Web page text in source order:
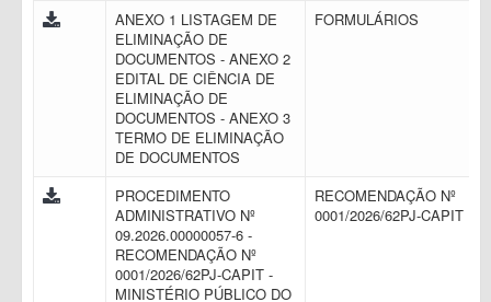
ANEXO 1 LISTAGEM DE
ELIMINAÇÃO DE
DOCUMENTOS - ANEXO 2
EDITAL DE CIÊNCIA DE
ELIMINAÇÃO DE
DOCUMENTOS - ANEXO 3
TERMO DE ELIMINAÇÃO
DE DOCUMENTOS
FORMULÁRIOS
PROCEDIMENTO
ADMINISTRATIVO Nº
09.2026.00000057-6 -
RECOMENDAÇÃO Nº
0001/2026/62PJ-CAPIT -
MINISTÉRIO PÚBLICO DO
RECOMENDAÇÃO Nº
0001/2026/62PJ-CAPIT